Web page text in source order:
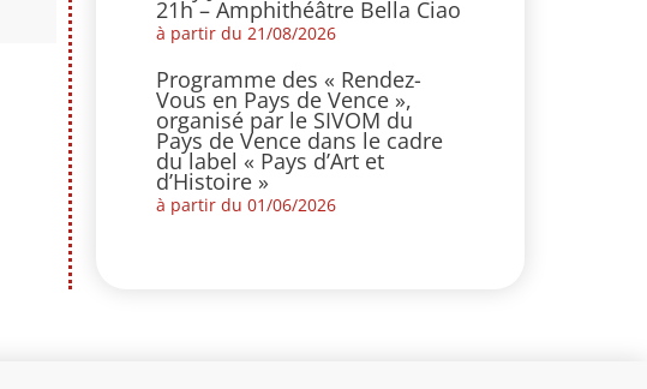
21h – Amphithéâtre Bella Ciao
à partir du 21/08/2026
Programme des « Rendez-
Vous en Pays de Vence »,
organisé par le SIVOM du
Pays de Vence dans le cadre
du label « Pays d’Art et
d’Histoire »
à partir du 01/06/2026